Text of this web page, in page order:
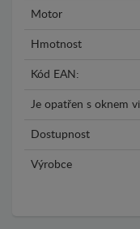
Motor
Hmotnost
Kód EAN:
Je opatřen s oknem
Dostupnost
Výrobce